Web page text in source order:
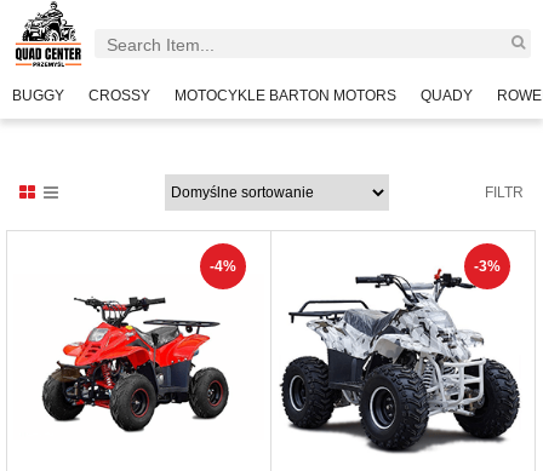
BUGGY CROSSY MOTOCYKLE BARTON MOTORS QUADY
FILTR
-4% -3%